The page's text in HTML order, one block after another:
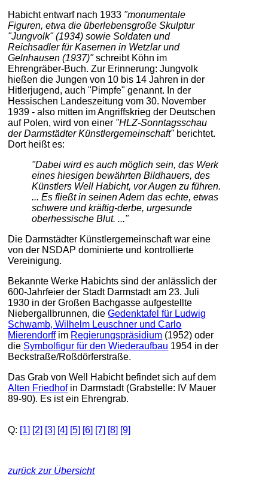
Habicht entwarf nach 1933 "monumentale
Figuren, etwa die überlebensgroße Skulptur
"Jungvolk" (1934) sowie Soldaten und
Reichsadler für Kasernen in Wetzlar und
Gelnhausen (1937)"schreibt Köhn im
Ehrengräber-Buch. Zur Erinnerung: Jungvolk
hießen die Jungen von 10 bis 14 Jahren in der
Hitlerjugend, auch "Pimpfe" genannt. In der
Hessischen Landeszeitung vom 30. November
1939 - also mitten im Angriffskrieg der Deutschen
auf Polen, wird von einer "HLZ-Sonntagsschau
der Darmstädter Künstlergemeinschaft"berichtet.
Dort heißt es:
"Dabei wird es auch möglich sein, das Werk
eines hiesigen bewährten Bildhauers, des
Künstlers Well Habicht, vor Augen zu führen.
... Es fließt in seinen Adern das echte, etwas
schwere und kräftig-derbe, urgesunde
oberhessische Blut. ..."
Die Darmstädter Künstlergemeinschaft war eine
von der NSDAP dominierte und kontrollierte
Vereinigung.
Bekannte Werke Habichts sind der anlässlich der
600-Jahrfeier der Stadt Darmstadt am 23. Juli
1930 in der Großen Bachgasse aufgestellte
Niebergallbrunnen, dieGedenktafel für Ludwig
Schwamb, Wilhelm Leuschner und Carlo
Mierendorffim Regierungspräsidium (1952) oder
die Symbolfigur für den Wiederaufbau 1954 in der
Beckstraße/Roßdörferstraße.
Das Grab von Well Habicht befindet sich auf dem
Alten Friedhofin Darmstadt (Grabstelle: IV Mauer
89-90). Es ist ein Ehrengrab.
Q: [1] [2] [3] [4] [5] [6] [7] [8] [9]
zurück zur Übersicht